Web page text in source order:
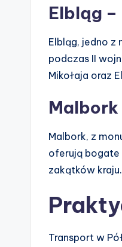
Elbląg
Elbląg, jedno z
podczas II
Mikołaja oraz
Malbork
Malbork, z
oferują bogate
zakątków kraju.
Transport w